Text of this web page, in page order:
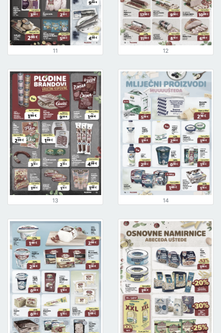
11 12
13 14